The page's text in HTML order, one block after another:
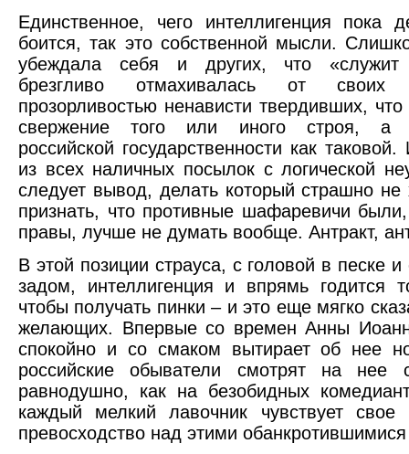
Единственное, чего интеллигенция пока
боится, так это собственной мысли.
убеждала себя и других, что
брезгливо отмахивалась от
прозорливостью ненависти твердивших,
свержение того или иного строя, а
российской государственности как
из всех наличных посылок с логической
следует вывод, делать который страшно не
признать, что противные шафаревичи
правы, лучше не думать вообще. Антракт,
В этой позиции страуса, с головой в песке
задом, интеллигенция и впрямь годится
чтобы получать пинки – и это еще мягко
желающих. Впервые со времен Анны
спокойно и со смаком вытирает об нее
российские обыватели смотрят на нее
равнодушно, как на безобидных
каждый мелкий лавочник чувствует свое
превосходство над этими